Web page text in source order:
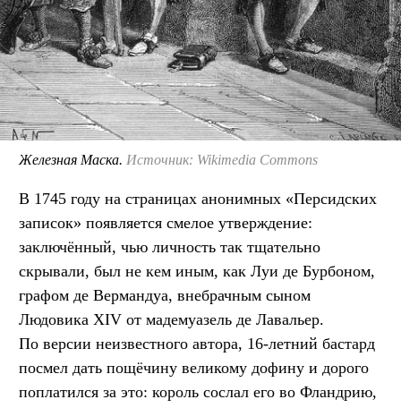
Железная Маска. Источник: Wikimedia Commons
В 1745 году на страницах анонимных «Персидских
записок» появляется смелое утверждение:
заключённый, чью личность так тщательно
скрывали, был не кем иным, как Луи де Бурбоном,
графом де Вермандуа, внебрачным сыном
Людовика XIV от мадемуазель де Лавальер.
По версии неизвестного автора, 16-летний бастард
посмел дать пощёчину великому дофину и дорого
поплатился за это: король сослал его во Фландрию,